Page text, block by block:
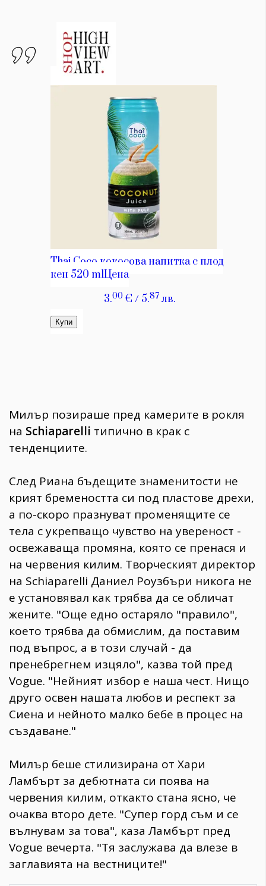
Милър позираше пред камерите в рокля
на Schiaparelli типично в крак с
тенденциите.
След Риана бъдещите знаменитости не
крият бремеността си под пластове дрехи,
а по-скоро празнуват променящите се
тела с укрепващо чувство на увереност -
освежаваща промяна, която се пренася и
на червения килим. Творческият директор
на Schiaparelli Даниел Роузбъри никога не
е установявал как трябва да се обличат
жените. "Още едно остаряло "правило",
което трябва да обмислим, да поставим
под въпрос, а в този случай - да
пренебрегнем изцяло", казва той пред
Vogue. "Нейният избор е наша чест. Нищо
друго освен нашата любов и респект за
Сиена и нейното малко бебе в процес на
създаване."
Милър беше стилизирана от Хари
Ламбърт за дебютната си поява на
червения килим, откакто стана ясно, че
очаква второ дете. "Супер горд съм и се
вълнувам за това", каза Ламбърт пред
Vogue вечерта. "Тя заслужава да влезе в
заглавията на вестниците!"